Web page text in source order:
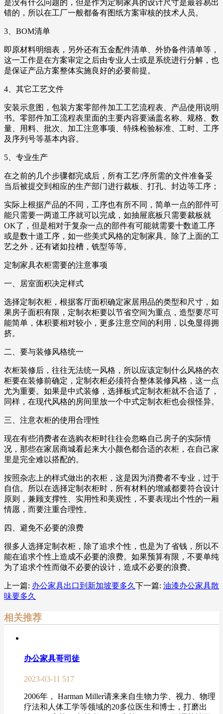
是没有什么问题的，但是作为定制家具的设计尺寸是最容易出
错的，所以在工厂一般都备有图纸方案审核的技术人员。
3、BOM清单
即原材料明细表，另外还有五金配件清单、外协备件清单等，
这一工作是在方案审定之后由专业人士或是系统进行分解，也
是保证产品方案整体实施良好的必要前提。
4、其它工艺文件
安装示意图，包装方案零部件加工工艺流程表、产品使用说明
书。零部件加工流程表里面的主要内容要涵盖名称、规格、数
量、用料、批次、加工注意事项、特殊检验标准、工时、工序
及序列号等基本内容。
5、专业生产
在之前的几个步骤都完成后，所有工艺/序所需的文件准备妥
当后被提交到相应的生产部门进行裁板、打孔、封边等工序；
实际上根据产品的不同，工序也有所不同，简单一点的部件可
能只需要一两道工序就可以完成，如抽屉底板只需要裁板就
OK了，但是相对于复杂一点的部件有可能就需要十数道工序
或是数十道工序，如一些美式风格的定制家具。除了上面的工
艺之外，还有诸如拉槽，铣型等等。
定制家具衣柜需要的注意事项
一、居室面积决定样式
选择定制衣柜，根据客厅面积确定家居用品的类型和尺寸，如
果房子面积有限，定制衣柜要以节省空间为重点，造型要尽可
能简单，体积要相对较小，更多注意空间的利用，以免显得拥
挤。
二、要与装修风格统一
衣柜装修后，往往无法统一风格，所以应该定制什么风格的衣
柜要在装修前确定，定制衣柜必须符合整体装修风格，这一点
尤为重要。如果是中式装修，选择板式定制衣柜就不合适了，
同样，在现代风格的房间里放一个中式定制衣柜也会很怪异。
三、注意衣柜的使用合理性
现在有些消费者在选购衣柜时往往会忽略自己房子的实际情
况，那些在家居商城看起来大小颜色都合适的衣柜，在自己家
里是完全难以搭配的。
按照杂志上的样式做出的衣柜，这是因为消费者不专业，过于
自信。所以在选择定制衣柜时，所有材料的增减都要符合设计
原则，兼顾支撑性、实用性和美观性，不要表现出个性的一厢
情愿，而要注重合理性。
四、避免不必要的浪费
很多人选择定制衣柜，除了追求个性，也是为了省钱，所以不
能在追求个性上造成不必要的浪费。如果预算有限，不要单纯
为了追求个性而做不必要的设计，造成不必要的浪费。
上一篇: 办公家具出口到新加坡要多久 下一篇: 油漆办公家具散
味要多久
相关推荐
办公家具哥司徒
2023-03-11 517
2006年， Harman Miller请来来自生物力学、视力、物理
疗法和人体工学等领域的20多位医生和博士，打磨出